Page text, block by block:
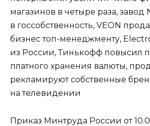
магазинов в четыре раза, завод
в госсобственность, VEON
бизнес топ-менеджменту,
из России, Тинькофф повысил
платного хранения валюты,
рекламируют собственные
на телевидении
Приказ Минтруда России от